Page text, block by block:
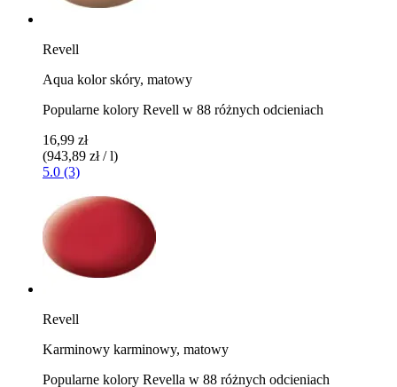
Revell
Aqua kolor skóry, matowy
Popularne kolory Revell w 88 różnych odcieniach
16,99 zł
(943,89 zł / l)
5.0 (3)
Revell
Karminowy karminowy, matowy
Popularne kolory Revella w 88 różnych odcieniach